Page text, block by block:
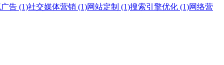
告 (1)社交媒体营销 (1)网站定制 (1)搜索引擎优化 (1)网络营